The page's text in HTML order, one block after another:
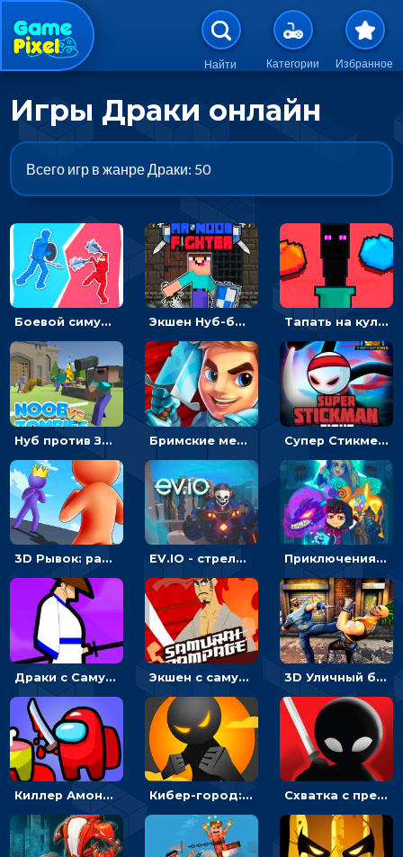
Перейти к основному
Найти Категории Избранное
Игры Драки онлайн
Всего игр в жанре Драки: 50
Боевой симулятор 3D: повтори позу рыцаря и победи врага Экшен Нуб-боец: прыгать через препятствия или бить врагов мечом Тапать на кулак и бить злодеев - гиперказуалка на двоих
Нуб против Зомби: направлять линию на врага и бить молотом Бримские мечи: бежать через преграды, бить врагов и собирать монеты Супер Стикмен Бой: бей, чтобы побеждать соперника - кликер
3D Рывок: расти героя и одолей врага - гиперказуалка EV.IO - стрелялка в сети Приключения Мэджикмон - приручи монстра
Драки с Самураем: бить мечом, чтобы уничтожать врагов Экшен с самураем: бежать или бить демонов кинжалом 3D Уличный бой: вступи в драку и одержи победу
Киллер Амонг Ас: подкрадись и ударь - 3D аркада Кибер-город: бей стикменов и приумножай состояние Схватка с предателями: бей врагов и побеждай в драках